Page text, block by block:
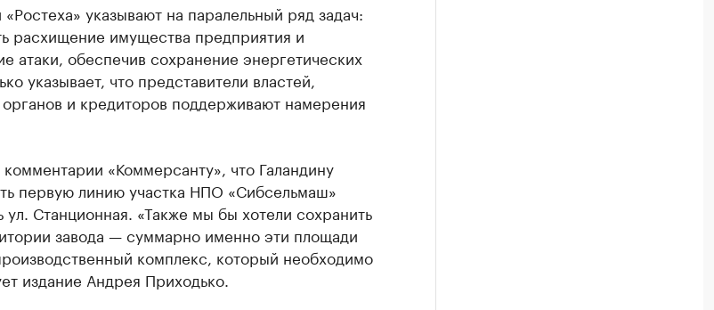
указывают на паралельный ряд задач:
расхищение имущества предприятия и
атаки, обеспечив сохранение энергетических
указывает, что представители властей,
и кредиторов поддерживают намерения
«Коммерсанту», что Галандину
первую линию участка НПО «Сибсельмаш»
ул. Станционная. «Также мы бы хотели сохранить
завода — суммарно именно эти площади
комплекс, который необходимо
издание Андрея Приходько.